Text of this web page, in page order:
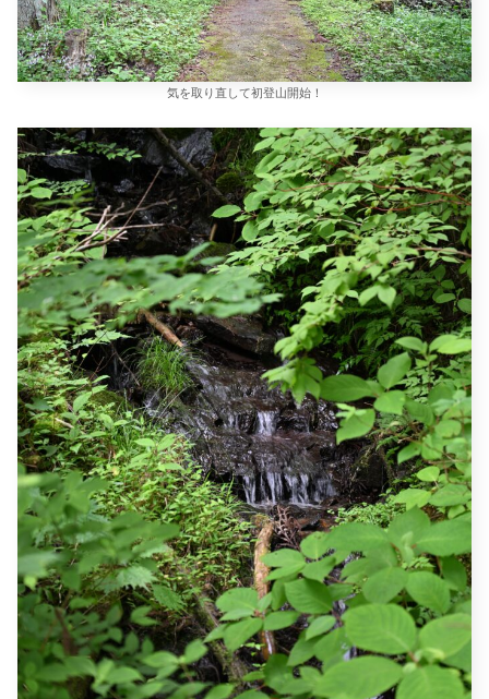
気を取り直して初登山開始！